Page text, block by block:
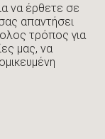
να έρθετε σε
απαντήσει
τρόπος για
μας, να